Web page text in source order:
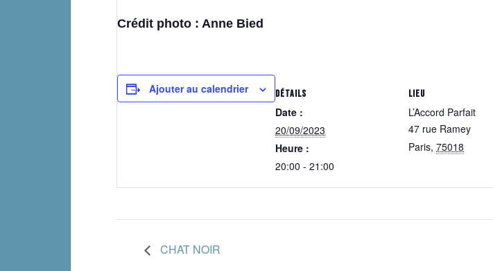
Crédit photo : Anne Bied
Ajouter au calendrier DÉTAILS
Date :
20/09/2023
Heure :
20:00 - 21:00
LIEU
L’Accord Parfait
47 rue Ramey
Paris, 75018
CHAT NOIR